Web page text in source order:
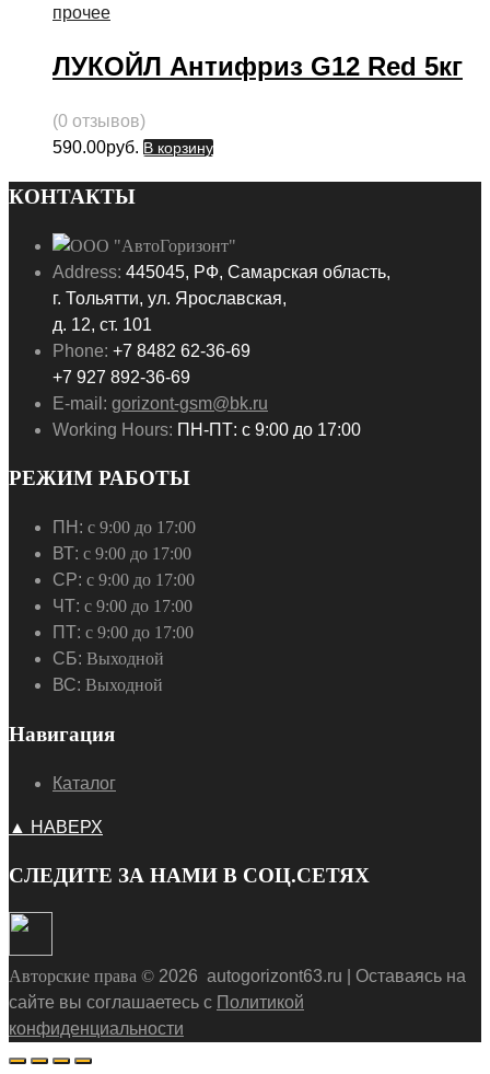
прочее
ЛУКОЙЛ Антифриз G12 Red 5кг
(0 отзывов)
590.00руб. В корзину
КОНТАКТЫ
Address: 445045, РФ, Самарская область,
г. Тольятти, ул. Ярославская,
д. 12, ст. 101
Phone: +7 8482 62-36-69
+7 927 892-36-69
E-mail: gorizont-gsm@bk.ru
Working Hours: ПН-ПТ: с 9:00 до 17:00
РЕЖИМ РАБОТЫ
ПН: с 9:00 до 17:00
ВТ: с 9:00 до 17:00
СР: с 9:00 до 17:00
ЧТ: с 9:00 до 17:00
ПТ: с 9:00 до 17:00
СБ: Выходной
ВС: Выходной
Навигация
Каталог
▲ НАВЕРХ
СЛЕДИТЕ ЗА НАМИ В СОЦ.СЕТЯХ
Авторские права © 2026 autogorizont63.ru | Оставаясь на
сайте вы соглашаетесь с Политикой
конфиденциальности